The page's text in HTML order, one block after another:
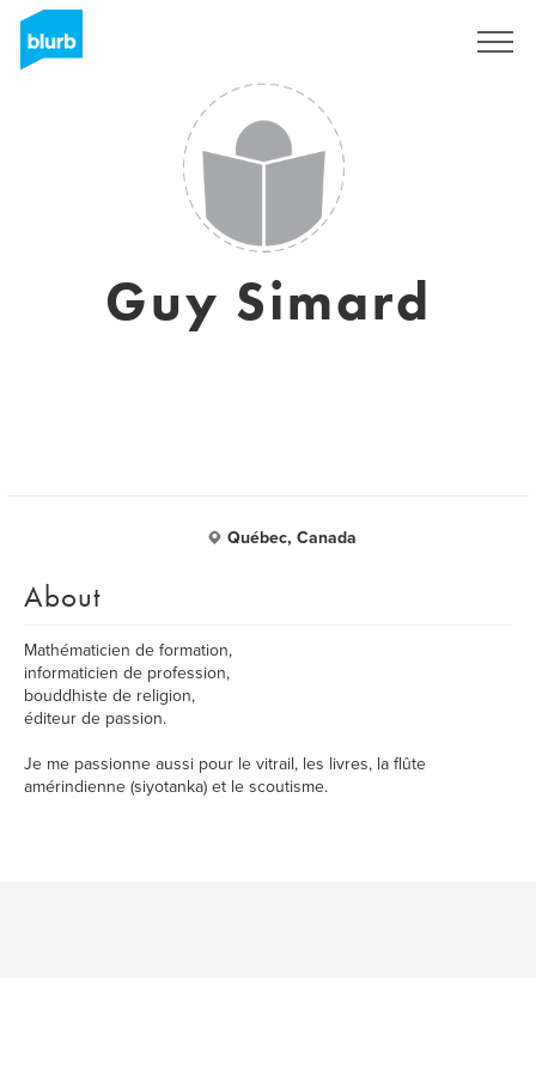
Guy Simard
Québec, Canada
About
Mathématicien de formation,
informaticien de profession,
bouddhiste de religion,
éditeur de passion.
Je me passionne aussi pour le vitrail, les livres, la flûte
amérindienne (siyotanka) et le scoutisme.